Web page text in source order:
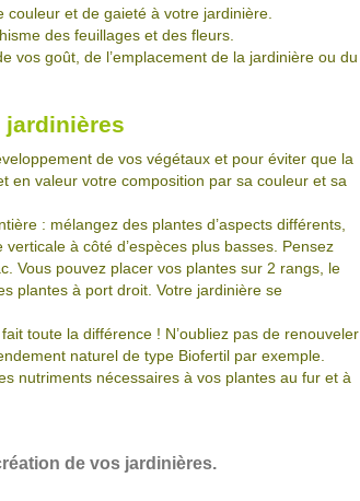
et de gaieté à votre jardinière.
des feuillages et des fleurs.
vos goût, de l’emplacement de la jardinière ou du
de vos végétaux et pour éviter que la
en valeur votre composition par sa couleur et sa
: mélangez des plantes d’aspects différents,
à côté d’espèces plus basses. Pensez
Vous pouvez placer vos plantes sur 2 rangs, le
plantes à port droit. Votre jardinière se
toute la différence ! N’oubliez pas de renouveler
naturel de type Biofertil par exemple.
nutriments nécessaires à vos plantes au fur et à
de vos jardinières.